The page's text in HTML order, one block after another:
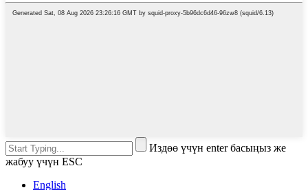
Издөө үчүн enter басыңыз же
жабуу үчүн ESC
English